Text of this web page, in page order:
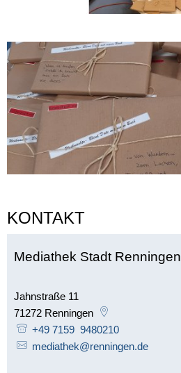
KONTAKT
Mediathek Stadt Renningen
Jahnstraße 11
71272 Renningen
+49 7159 9480210
mediathek@renningen.de